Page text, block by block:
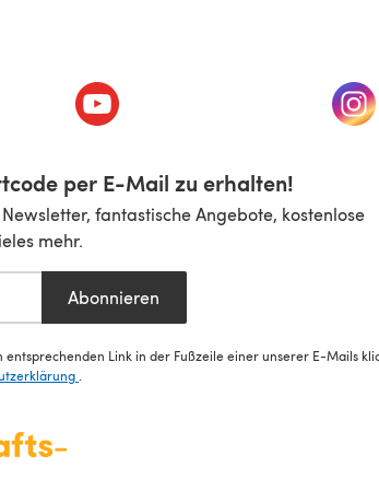
Tab)(öffnet sich in einem neuen Tab)
per E-Mail zu erhalten!
fantastische Angebote, kostenlose
mehr.
Abonnieren
Link in der Fußzeile einer unserer E-Mails